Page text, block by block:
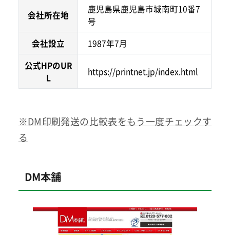
会社所在地
鹿児島県鹿児島市城南町10番7
号
会社設立
1987年7月
公式HPのUR
L
https://printnet.jp/index.html
※DM印刷発送の比較表をもう一度チェックす
る
DM本舗